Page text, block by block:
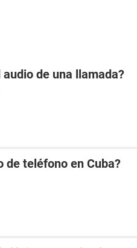
de una llamada?
de teléfono en Cuba?